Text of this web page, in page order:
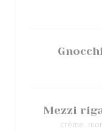
Mezzi
crème,